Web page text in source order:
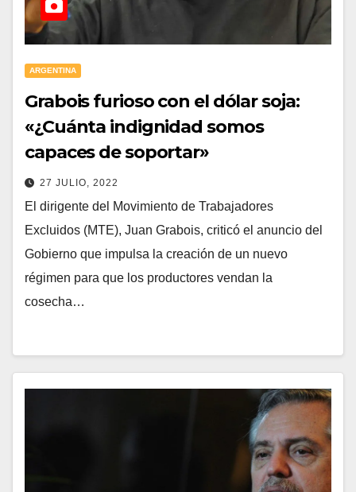
ARGENTINA
Grabois furioso con el dólar soja:
«¿Cuánta indignidad somos
capaces de soportar»
27 JULIO, 2022
El dirigente del Movimiento de Trabajadores
Excluidos (MTE), Juan Grabois, criticó el anuncio del
Gobierno que impulsa la creación de un nuevo
régimen para que los productores vendan la
cosecha…